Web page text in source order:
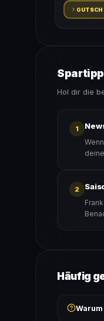
Hol dir die
1
2
Häufig